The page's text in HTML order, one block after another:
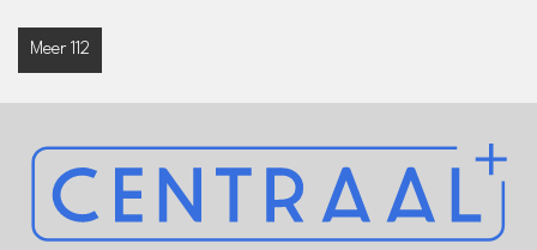
Meer 112